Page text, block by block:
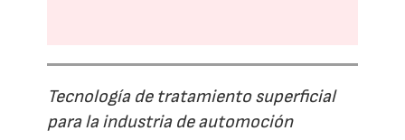
Tecnología de tratamiento superficial
para la industria de automoción